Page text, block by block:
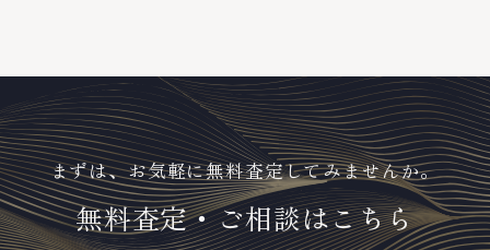
の高価買取りを実現しており、他
店ではお値段の付かなかったお品
物でも、一点一点丁寧に無料で査
定します。お気軽にご連絡くださ
い。TEL: 0120-959-764営業
時間: 10:00～19:00定休日: 年中
無休
腕時計、多くのお品物の高価買取
りを実現しており、他店ではお値
段の付かなかったお品物でも、一
点一点丁寧に無料で査定します。
お気軽にご連絡ください。TEL:
0120-959-764営業時間: 10:00
～19:00定休日: 年中無休
まずは、お気軽に無料査定してみませんか。
無料査定・ご相談はこちら